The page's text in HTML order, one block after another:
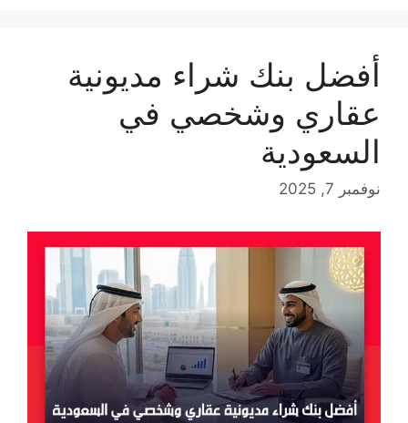
أفضل بنك شراء مديونية
عقاري وشخصي في
السعودية
نوفمبر 7, 2025